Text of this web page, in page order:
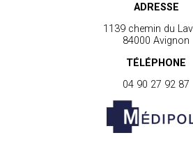
ADRESSE
1139 chemin du
84000 Avignon
TÉLÉPHONE
04 90 27 92 87